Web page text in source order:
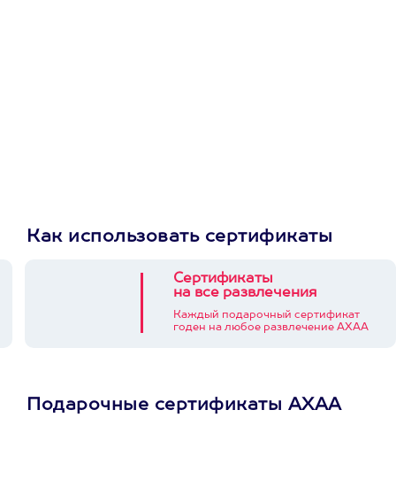
Как использовать сертификаты
Сертификаты
на все развлечения
Каждый подарочный сертификат
годен на любое развлечение АХАА
Подарочные сертификаты АХАА